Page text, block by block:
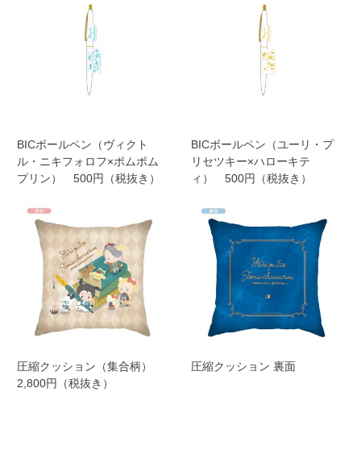
BICボールペン（ヴィクト
ル・ニキフォロフ×ポムポム
プリン） 500円（税抜き）
BICボールペン（ユーリ・プ
リセツキー×ハローキテ
ィ） 500円（税抜き）
圧縮クッション（集合柄）
2,800円（税抜き）
圧縮クッション 裏面